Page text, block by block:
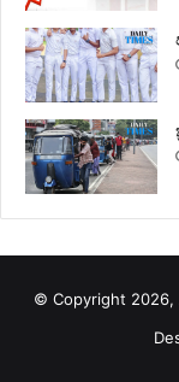
© Copyright 2026,